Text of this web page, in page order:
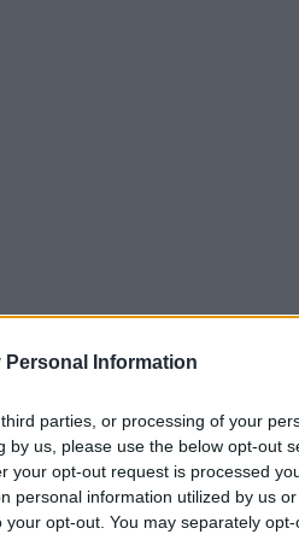
Personal Information
parties, or processing of your
us, please use the below opt-out
your opt-out request is processed
personal information utilized by us
opt-out. You may separately
sui 1.200 metri, ha
AscotAscot, UK. Al
è imposto in un
che ha